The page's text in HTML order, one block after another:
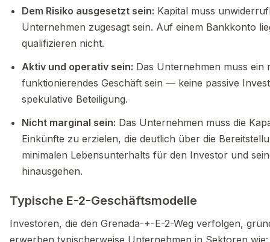
Dem Risiko ausgesetzt sein: Kapital muss
Unternehmen zugesagt sein. Auf einem Bankkonto
qualifizieren nicht.
Aktiv und operativ sein: Das Unternehmen muss ein
funktionierendes Geschäft sein — keine passive
spekulative Beteiligung.
Nicht marginal sein: Das Unternehmen muss die
Einkünfte zu erzielen, die deutlich über die
minimalen Lebensunterhalts für den Investor und
hinausgehen.
Typische E-2-Geschäftsmodelle
Investoren, die den Grenada-+-E-2-Weg verfolgen,
erwerben typischerweise Unternehmen in Sektoren wie: